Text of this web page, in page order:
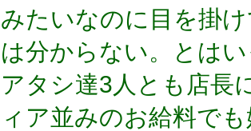
みたいなのに目を掛
は分からない。とは
アタシ達3人とも店長
ィア並みのお給料で